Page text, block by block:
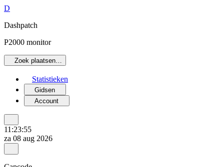
D
Dashpatch
P2000 monitor
Zoek plaatsen…
Statistieken
Gidsen
Account
11:23:55
za 08 aug 2026